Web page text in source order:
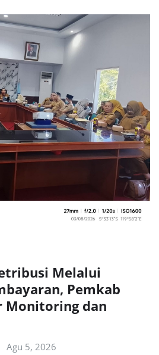
Melalui
Pemkab
Monitoring dan
Agu 5, 2026